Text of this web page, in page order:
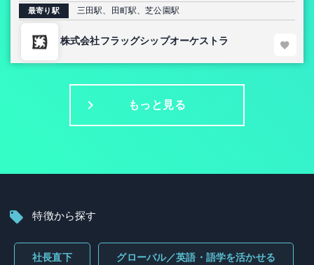
最寄り駅 三田駅、田町駅、芝公園駅
株式会社フラッグシップオーケストラ
もっと見る
特徴から探す
社長直下 グローバル／英語・語学を活かせる